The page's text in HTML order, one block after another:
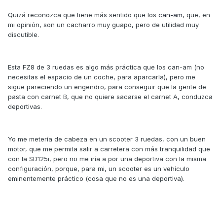
Quizá reconozca que tiene más sentido que los can-am, que, en
mi opinión, son un cacharro muy guapo, pero de utilidad muy
discutible.
Esta FZ8 de 3 ruedas es algo más práctica que los can-am (no
necesitas el espacio de un coche, para aparcarla), pero me
sigue pareciendo un engendro, para conseguir que la gente de
pasta con carnet B, que no quiere sacarse el carnet A, conduzca
deportivas.
Yo me metería de cabeza en un scooter 3 ruedas, con un buen
motor, que me permita salir a carretera con más tranquilidad que
con la SD125i, pero no me iría a por una deportiva con la misma
configuración, porque, para mi, un scooter es un vehículo
eminentemente práctico (cosa que no es una deportiva).